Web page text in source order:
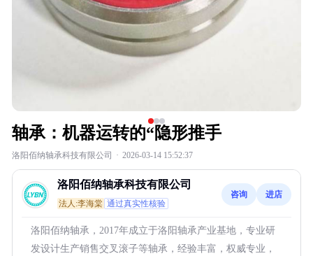
轴承：机器运转的“隐形推手
洛阳佰纳轴承科技有限公司 · 2026-03-14 15:52:37
洛阳佰纳轴承科技有限公司
法人:李海棠 通过真实性核验
咨询 进店
洛阳佰纳轴承，2017年成立于洛阳轴承产业基地，专业研
发设计生产销售交叉滚子等轴承，经验丰富，权威专业，